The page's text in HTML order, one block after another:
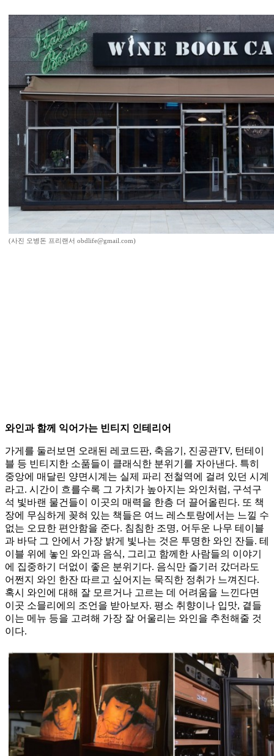
(사진 오병돈 프리랜서 obdlife@gmail.com)
와인과 함께 익어가는 빈티지 인테리어
가게를 둘러보면 오래된 레코드판, 축음기, 진공관TV, 턴테이
블 등 빈티지한 소품들이 클래식한 분위기를 자아낸다. 특히
중앙에 매달린 양면시계는 실제 파리 전철역에 걸려 있던 시계
라고. 시간이 흐를수록 그 가치가 높아지는 와인처럼, 구석구
석 빛바랜 물건들이 이곳의 매력을 한층 더 끌어올린다. 또 책
장에 무심하게 꽂혀 있는 책들은 여느 레스토랑에서는 느낄 수
없는 오묘한 편안함을 준다. 침침한 조명, 어두운 나무 테이블
과 바닥 그 안에서 가장 밝게 빛나는 것은 투명한 와인 잔들. 테
이블 위에 놓인 와인과 음식, 그리고 함께한 사람들의 이야기
에 집중하기 더없이 좋은 분위기다. 음식만 즐기러 갔더라도
어쩐지 와인 한잔 따르고 싶어지는 묵직한 정취가 느껴진다.
혹시 와인에 대해 잘 모르거나 고르는 데 어려움을 느낀다면
이곳 소믈리에의 조언을 받아보자. 평소 취향이나 입맛, 곁들
이는 메뉴 등을 고려해 가장 잘 어울리는 와인을 추천해줄 것
이다.